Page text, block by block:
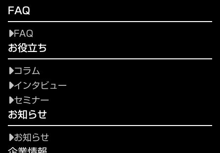
FAQ
FAQ
お役立ち
コラム
インタビュー
セミナー
お知らせ
お知らせ